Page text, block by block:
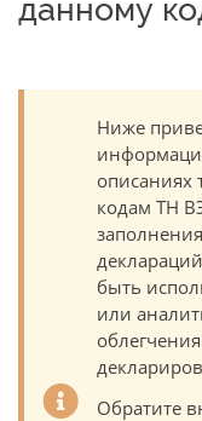
данному
Ниже
описаниях
кодам ТН
быть
или
Обратите